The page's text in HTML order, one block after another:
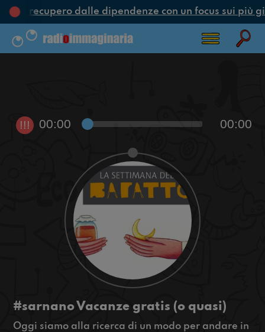
e recupero dalle dipendenze con un focus sui più
!!! 00:00 00:00
#sarnano Vacanze gratis (o quasi)
Oggi siamo alla ricerca di un modo per andare in